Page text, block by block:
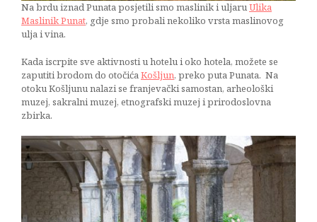
Na brdu iznad Punata posjetili smo maslinik i uljaruUlika
Maslinik Punat, gdje smo probali nekoliko vrsta maslinovog
ulja i vina.
Kada iscrpite sve aktivnosti u hotelu i oko hotela, možete se
zaputiti brodom do otočićaKošljun, preko puta Punata. Na
otoku Košljunu nalazi se franjevački samostan, arheološki
muzej, sakralni muzej, etnografski muzej i prirodoslovna
zbirka.